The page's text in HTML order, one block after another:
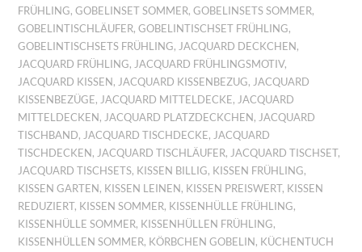
FRÜHLING,GOBELINSET SOMMER,GOBELINSETS SOMMER,
GOBELINTISCHLÄUFER,GOBELINTISCHSET FRÜHLING,
GOBELINTISCHSETS FRÜHLING, JACQUARD DECKCHEN ,
JACQUARD FRÜHLING, JACQUARD FRÜHLINGSMOTIV,
JACQUARD KISSEN , JACQUARD KISSENBEZUG, JACQUARD
KISSENBEZÜGE, JACQUARD MITTELDECKE, JACQUARD
MITTELDECKEN , JACQUARD PLATZDECKCHEN , JACQUARD
TISCHBAND, JACQUARD TISCHDECKE, JACQUARD
TISCHDECKEN , JACQUARD TISCHLÄUFER, JACQUARD TISCHSET,
JACQUARD TISCHSETS, KISSEN BILLIG, KISSEN FRÜHLING,
KISSEN GARTEN , KISSEN LEINEN , KISSEN PREISWERT, KISSEN
REDUZIERT, KISSEN SOMMER, KISSENHÜLLE FRÜHLING,
KISSENHÜLLE SOMMER, KISSENHÜLLEN FRÜHLING,
KISSENHÜLLEN SOMMER, KÖRBCHEN GOBELIN , KÜCHENTUCH